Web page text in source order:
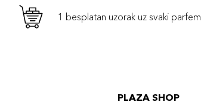
1 besplatan uzorak uz svaki parfem
PLAZA SHOP